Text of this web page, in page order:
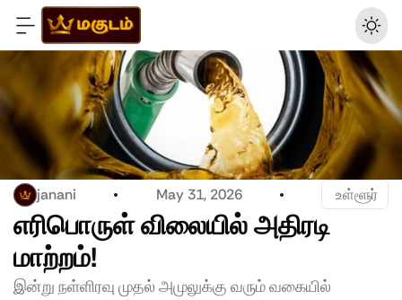
janani May 31, 2026 உள்ளூர்
எரிபொருள் விலையில் அதிரடி
மாற்றம்!
இன்று நள்ளிரவு முதல் அமுலுக்கு வரும் வகையில்